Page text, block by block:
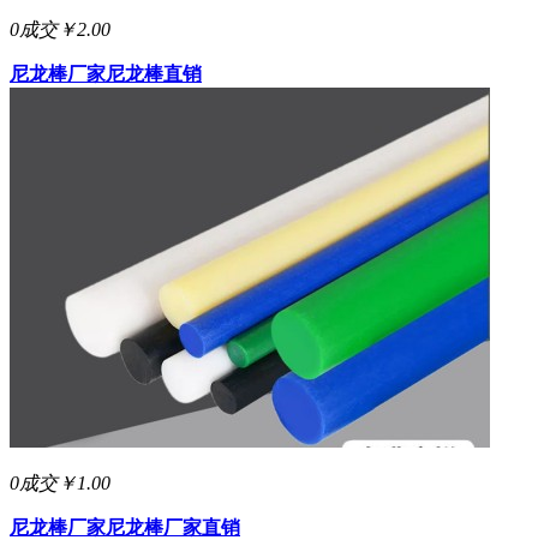
0成交￥2.00
尼龙棒厂家尼龙棒直销
0成交￥1.00
尼龙棒厂家尼龙棒厂家直销